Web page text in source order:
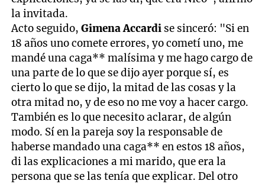
la invitada.
Acto seguido,Gimena Accardi se sinceró: "Si en
18 años uno comete errores, yo cometí uno, me
mandé una caga** malísima y me hago cargo de
una parte de lo que se dijo ayer porque sí, es
cierto lo que se dijo, la mitad de las cosas y la
otra mitad no, y de eso no me voy a hacer cargo.
También es lo que necesito aclarar, de algún
modo. Sí en la pareja soy la responsable de
haberse mandado una caga** en estos 18 años,
di las explicaciones a mi marido, que era la
persona que se las tenía que explicar. Del otro